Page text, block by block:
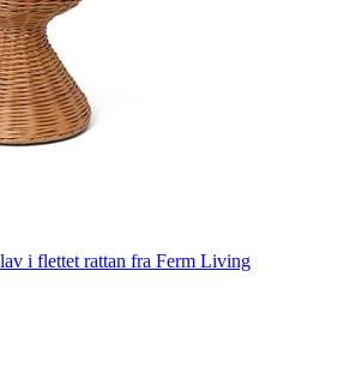
i flettet rattan fra Ferm Living